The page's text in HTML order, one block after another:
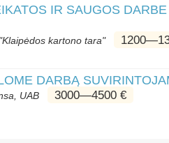
IR SAUGOS
kartono tara"
DARBĄ
UAB 3000―4500 €